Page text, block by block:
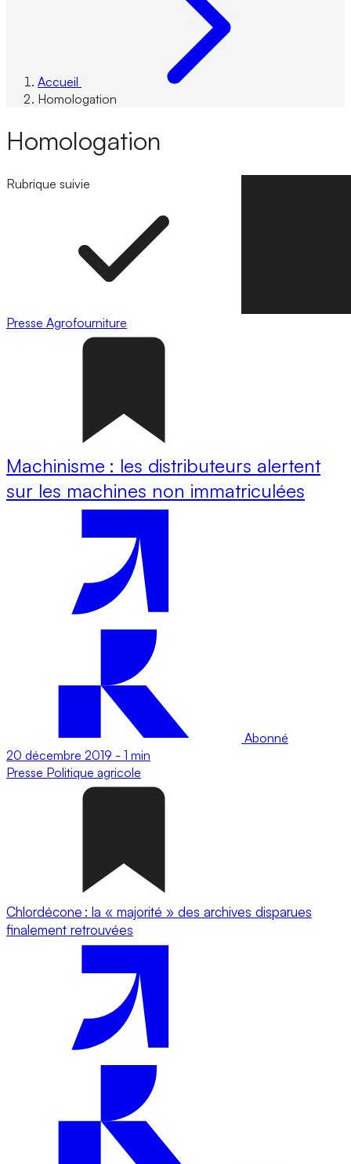
Accueil
Homologation
Homologation
Rubrique suivie
Presse Agrofourniture
Machinisme : les distributeurs alertent
sur les machines non immatriculées
Abonné
20 décembre 2019 - 1 min
Presse Politique agricole
Chlordécone : la « majorité » des archives disparues
finalement retrouvées